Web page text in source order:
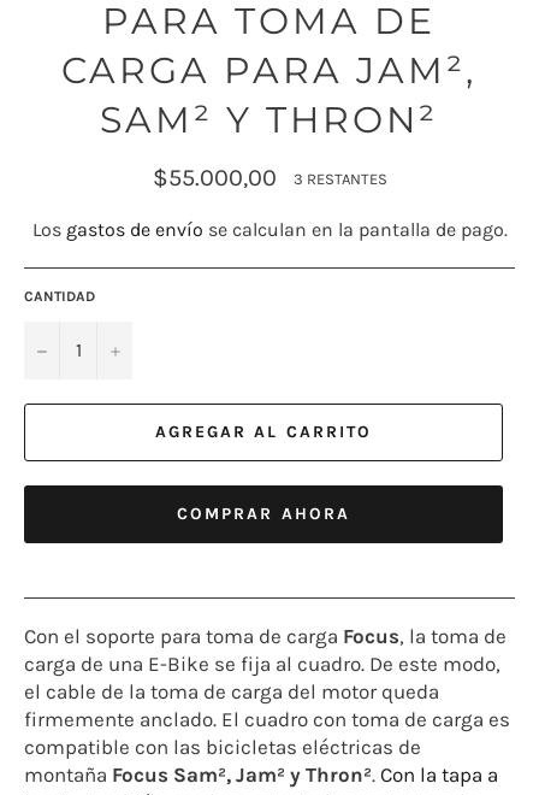
PARA TOMA DE
CARGA PARA JAM²,
SAM² Y THRON²
Precio
habitual
$55.000,00 3 RESTANTES
Los gastos de envío se calculan en la pantalla de pago.
CANTIDAD
− +
AGREGAR AL CARRITO
COMPRAR AHORA
Con el soporte para toma de carga Focus, la toma de
carga de una E-Bike se fija al cuadro. De este modo,
el cable de la toma de carga del motor queda
firmemente anclado. El cuadro con toma de carga es
compatible con las bicicletas eléctricas de
montaña Focus Sam², Jam² y Thron². Con la tapa a